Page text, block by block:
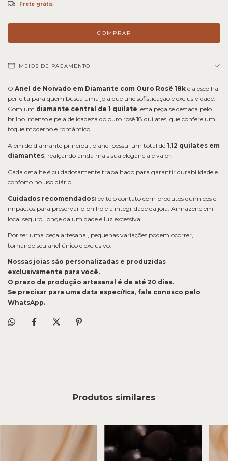
Frete grátis
MEIOS DE PAGAMENTO
O Anel de Noivado em Diamante com Ouro Rosê 18k é a escolha
perfeita para quem busca uma joia que une sofisticação e exclusividade.
Com um diamante central de 1 quilate, esta peça se destaca pelo
brilho intenso e pela delicadeza do ouro rosê 18 quilates, que confere um
toque moderno e romântico.
Além do diamante principal, o anel possui um total de 1,12 quilates em
diamantes, realçando ainda mais sua elegância e valor.
Cada detalhe é cuidadosamente trabalhado para garantir durabilidade e
conforto no uso diário.
Cuidados recomendados: evite o contato com produtos químicos e
impactos para preservar o brilho e a integridade da joia. Armazene em
local seguro, longe da umidade e luz excessiva.
Por ser uma peça artesanal, pequenas variações podem ocorrer,
tornando seu anel único e exclusivo.
Nossas joias são personalizadas e produzidas
exclusivamente para você.
O prazo de produção artesanal é de até 20 dias.
Se precisar para uma data específica, fale conosco pelo
WhatsApp.
Produtos similares